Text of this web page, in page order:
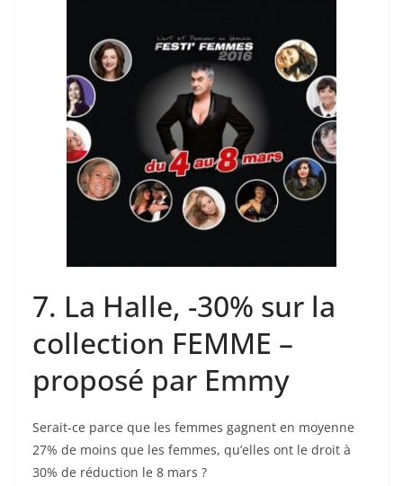
7. La Halle, -30% sur la
collection FEMME –
proposé par Emmy
Serait-ce parce que les femmes gagnent en moyenne
27% de moins que les femmes, qu’elles ont le droit à
30% de réduction le 8 mars ?